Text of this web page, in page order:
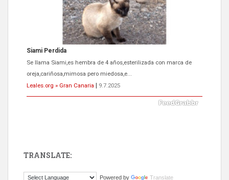
Siami Perdida
Se llama Siami,es hembra de 4 años,esterilizada con marca de
oreja,cariñosa,mimosa pero miedosa,e...
Leales.org » Gran Canaria
9.7.2025
TRANSLATE:
Powered by Translate